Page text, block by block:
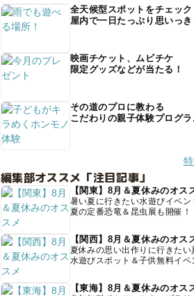
全天候型スポットをチェック
屋内で一日たっぷり思いっ
映画チケット、ムビチケ
限定グッズなどが当たる！
その道のプロに教わる
こだわりの親子体験プログラ
編集部オススメ「注目記事」
【関東】8月＆夏休みのオス
暑い夏に行きたい水遊びイベン
夏の定番恐竜＆昆虫展も開催！
【関西】8月＆夏休みのオス
夏休みの思い出作りに行きたい
水遊びスポット＆子供無料イベ
【東海】8月＆夏休みのオス